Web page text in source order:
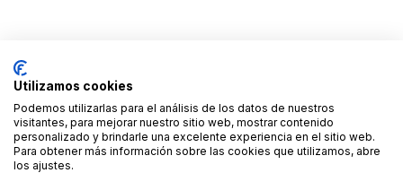
Utilizamos cookies
Podemos utilizarlas para el análisis de los datos de nuestros
visitantes, para mejorar nuestro sitio web, mostrar contenido
personalizado y brindarle una excelente experiencia en el sitio web.
Para obtener más información sobre las cookies que utilizamos, abre
los ajustes.